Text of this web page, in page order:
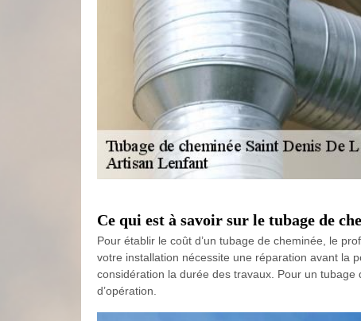
Ce qui est à savoir sur le tubage de
Pour établir le coût d’un tubage de cheminée, le
votre installation nécessite une réparation avant la
considération la durée des travaux. Pour un
d’opération.